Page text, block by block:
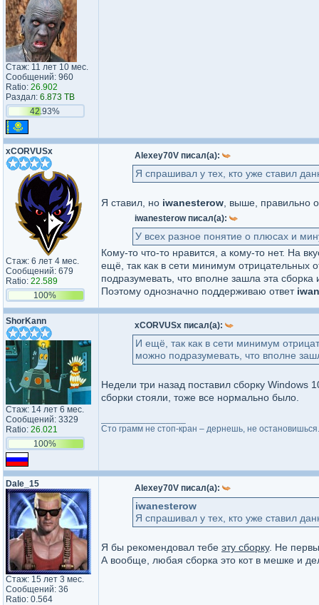
Стаж: 11 лет 10 мес.
Сообщений: 960
Ratio: 26.902
Раздал: 6.873 TB
42.93%
xCORVUSx
Стаж: 6 лет 4 мес.
Сообщений: 679
Ratio: 22.589
100%
Alexey70V писал(а):
Я спрашивал у тех, кто уже ставил
Я ставил, но iwanesterow , выше, правильно
iwanesterow писал(а):
У всех разное понятие о плюсах и
Кому-то что-то нравится, а кому-то нет. На
ещё, так как в сети минимум отрицательных
подразумевать, что вполне зашла эта
Поэтому однозначно поддерживаю ответ
ShorKann
Стаж: 14 лет 6 мес.
Сообщений: 3329
Ratio: 26.021
100%
xCORVUSx писал(а):
И ещё, так как в сети минимум
можно подразумевать, что вполне
Недели три назад поставил сборку
сборки стояли, тоже все нормально было.
Сто грамм не стоп-кран – дернешь, не остановишься.
Dale_15
Стаж: 15 лет 3 мес.
Сообщений: 36
Ratio: 0.564
Alexey70V писал(а):
iwanesterow
Я спрашивал у тех, кто уже ставил
Я бы рекомендовал тебе эту сборку. Не
А вообще, любая сборка это кот в мешке и